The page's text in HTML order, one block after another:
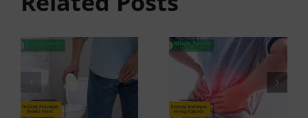
Darah:
Penyebab
dan Kapan
ke Dokter
Kambuh
dan Cara
Atasinya